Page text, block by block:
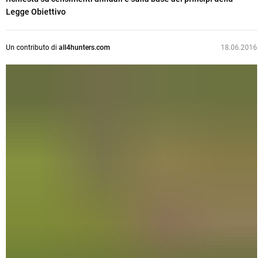
Legge Obiettivo
Un contributo di all4hunters.com 18.06.2016